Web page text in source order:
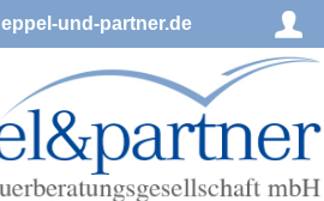
und-partner.de